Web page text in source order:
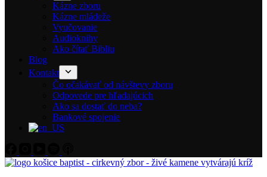
Kázne zboru
Kázne mládeže
Vyučovanie
Audioknihy
Ako čítať Bibliu
Blog
Kontakt
Čo očakávať od návštevy zboru
Odpovede pre hľadajúcich
Ako sa dostať do neba?
Bankové spojenie